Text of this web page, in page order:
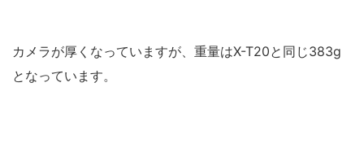
カメラが厚くなっていますが、重量はX-T20と同じ383g
となっています。